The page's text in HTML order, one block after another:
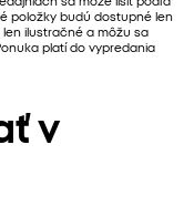
položky budú dostupné len
ilustračné a môžu sa
platí do vypredania
v